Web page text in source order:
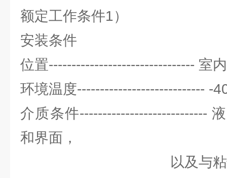
额定工作条件1）
安装条件
位置-------------------------------- 室
环境温度---------------------------- -
介质条件----------------------------
和界面，
以及与粘性材